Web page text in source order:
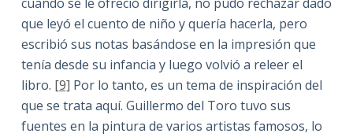
que leyó el cuento de niño y quería hacerla, pero
escribió sus notas basándose en la impresión que
tenía desde su infancia y luego volvió a releer el
libro. [9] Por lo tanto, es un tema de inspiración del
que se trata aquí. Guillermo del Toro tuvo sus
fuentes en la pintura de varios artistas famosos, lo